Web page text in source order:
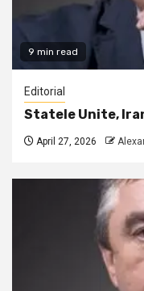
9 min read
Editorial
Statele Unite,
April 27, 2026